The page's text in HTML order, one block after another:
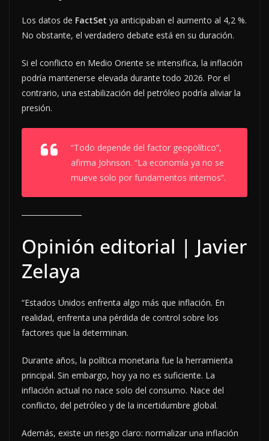
Los datos de FactSet ya anticipaban el aumento al 4,2 %.
No obstante, el verdadero debate está en su duración.
Si el conflicto en Medio Oriente se intensifica, la inflación
podría mantenerse elevada durante todo 2026. Por el
contrario, una estabilización del petróleo podría aliviar la
presión.
“Todo depende del factor geopolítico”,
afirma Johnson. “La economía ya no se
mueve solo por fundamentos internos”.
Opinión editorial | Javier
Zelaya
“Estados Unidos enfrenta algo más que inflación. En
realidad, enfrenta una pérdida de control sobre los
factores que la determinan.
Durante años, la política monetaria fue la herramienta
principal. Sin embargo, hoy ya no es suficiente. La
inflación actual no nace solo del consumo. Nace del
conflicto, del petróleo y de la incertidumbre global.
Además, existe un riesgo claro: normalizar una inflación